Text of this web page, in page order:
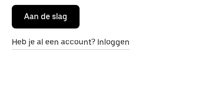
Aan de slag
Heb je al een account? Inloggen